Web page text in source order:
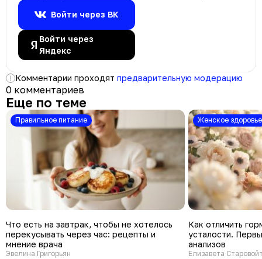
Войти через ВК
Войти через
Яндекс
Комментарии проходят предварительную модерацию
0 комментариев
Еще по теме
Правильное питание
Что есть на завтрак, чтобы не хотелось
перекусывать через час: рецепты и
мнение врача
Эвелина Григорьян
Женское здоровье
Как отличить
усталости.
анализов
Елизавета